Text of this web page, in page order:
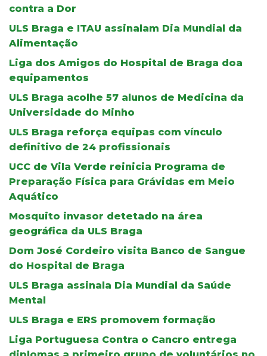
contra a Dor
ULS Braga e ITAU assinalam Dia Mundial da
Alimentação
Liga dos Amigos do Hospital de Braga doa
equipamentos
ULS Braga acolhe 57 alunos de Medicina da
Universidade do Minho
ULS Braga reforça equipas com vínculo
definitivo de 24 profissionais
UCC de Vila Verde reinicia Programa de
Preparação Física para Grávidas em Meio
Aquático
Mosquito invasor detetado na área
geográfica da ULS Braga
Dom José Cordeiro visita Banco de Sangue
do Hospital de Braga
ULS Braga assinala Dia Mundial da Saúde
Mental
ULS Braga e ERS promovem formação
Liga Portuguesa Contra o Cancro entrega